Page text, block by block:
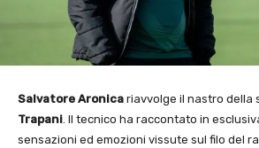
Salvatore Aronica riavvolge il nastro della
Trapani. Il tecnico ha raccontato in
sensazioni ed emozioni vissute sul filo del